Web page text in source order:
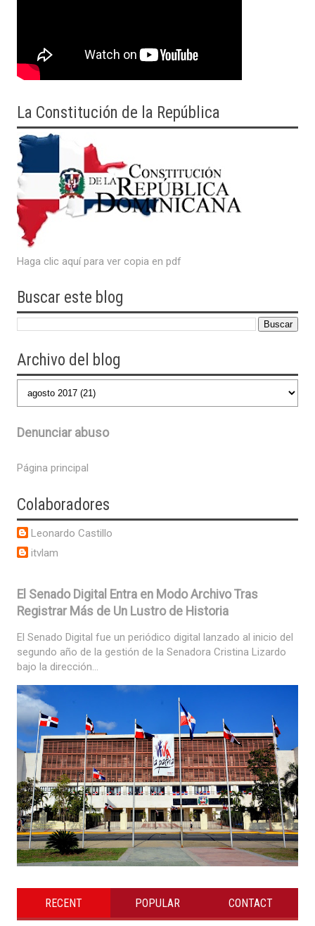
La Constitución de la República
Haga clic aquí para ver copia en pdf
Buscar este blog
Archivo del blog
Denunciar abuso
Página principal
Colaboradores
Leonardo Castillo
itvlam
El Senado Digital Entra en Modo Archivo Tras
Registrar Más de Un Lustro de Historia
El Senado Digital fue un periódico digital lanzado al inicio del
segundo año de la gestión de la Senadora Cristina Lizardo
bajo la dirección...
RECENT POPULAR CONTACT